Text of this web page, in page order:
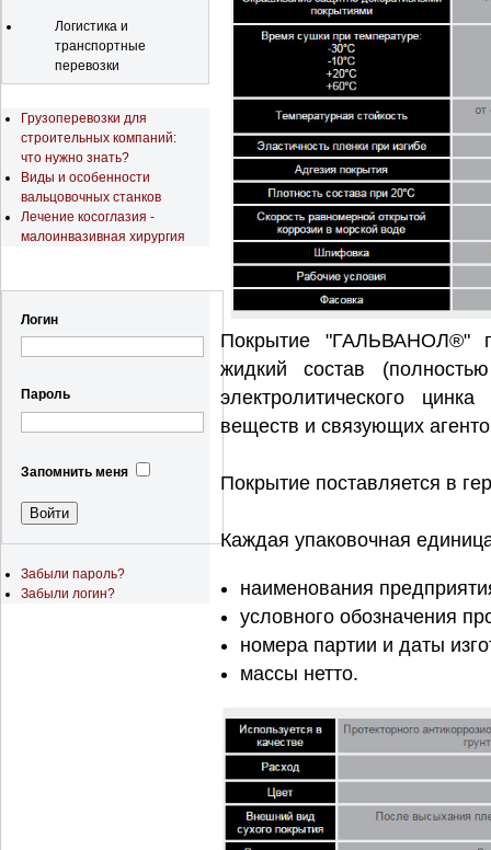
Логистика и
транспортные
перевозки
Грузоперевозки для
строительных компаний:
что нужно знать?
Виды и особенности
вальцовочных станков
Лечение косоглазия -
малоинвазивная хирургия
Логин
Пароль
Запомнить меня
Забыли пароль?
Забыли логин?
Покрытие "ГАЛЬВАНОЛ®"
жидкий состав
электролитического
веществ и связующих
Покрытие поставляется в
Каждая упаковочная
наименования
условного обозначения
номера партии и даты
массы нетто.